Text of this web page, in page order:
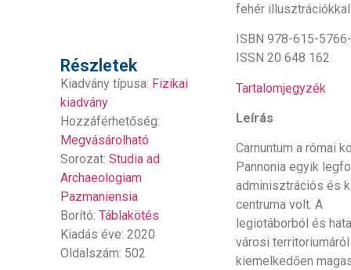
Részletek
Kiadvány típusa: Fizikai
kiadvány
Hozzáférhetőség:
Megvásárolható
Sorozat:Studia ad
Archaeologiam
Pazmaniensia
Borító:Táblakötés
Kiadás éve: 2020
Oldalszám: 502
fehér illusztrációkkal
ISBN 978-615-
ISSN 20 648 162
Tartalomjegyzék
Leírás
Carnuntum a római
Pannonia egyik
adminisztrációs és
centruma volt. A
legiotáborból és
városi territoriumáról
kiemelkedően